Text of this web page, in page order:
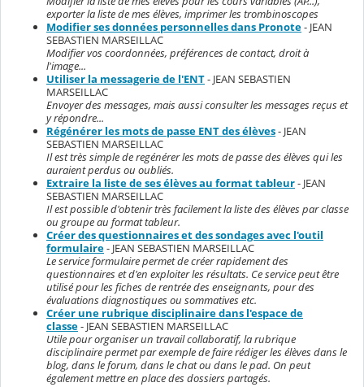
exporter la liste de mes élèves, imprimer les trombinoscopes
Modifier ses données personnelles dans Pronote- JEAN
SEBASTIEN MARSEILLAC
Modifier vos coordonnées, préférences de contact, droit à
l'image...
Utiliser la messagerie de l'ENT- JEAN SEBASTIEN
MARSEILLAC
Envoyer des messages, mais aussi consulter les messages reçus et
y répondre...
Régénérer les mots de passe ENT des élèves- JEAN
SEBASTIEN MARSEILLAC
Il est très simple de regénérer les mots de passe des élèves qui les
auraient perdus ou oubliés.
Extraire la liste de ses élèves au format tableur- JEAN
SEBASTIEN MARSEILLAC
Il est possible d'obtenir très facilement la liste des élèves par classe
ou groupe au format tableur.
Créer des questionnaires et des sondages avec l'outil
formulaire- JEAN SEBASTIEN MARSEILLAC
Le service formulaire permet de créer rapidement des
questionnaires et d'en exploiter les résultats. Ce service peut être
utilisé pour les fiches de rentrée des enseignants, pour des
évaluations diagnostiques ou sommatives etc.
Créer une rubrique disciplinaire dans l'espace de
classe- JEAN SEBASTIEN MARSEILLAC
Utile pour organiser un travail collaboratif, la rubrique
disciplinaire permet par exemple de faire rédiger les élèves dans le
blog, dans le forum, dans le chat ou dans le pad. On peut
également mettre en place des dossiers partagés.